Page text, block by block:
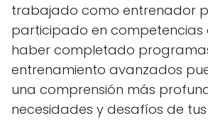
trabajado como entrenador
participado en competencias
haber completado
entrenamiento avanzados
una comprensión más
necesidades y desafíos de tus